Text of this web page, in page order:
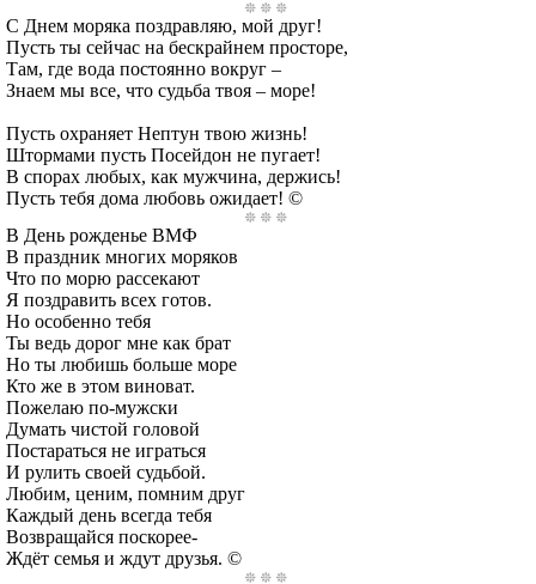
С Днем моряка поздравляю, мой друг!
Пусть ты сейчас на бескрайнем просторе,
Там, где вода постоянно вокруг –
Знаем мы все, что судьба твоя – море!
Пусть охраняет Нептун твою жизнь!
Штормами пусть Посейдон не пугает!
В спорах любых, как мужчина, держись!
Пусть тебя дома любовь ожидает! ©
В День рожденье ВМФ
В праздник многих моряков
Что по морю рассекают
Я поздравить всех готов.
Но особенно тебя
Ты ведь дорог мне как брат
Но ты любишь больше море
Кто же в этом виноват.
Пожелаю по-мужски
Думать чистой головой
Постараться не играться
И рулить своей судьбой.
Любим, ценим, помним друг
Каждый день всегда тебя
Возвращайся поскорее-
Ждёт семья и ждут друзья. ©